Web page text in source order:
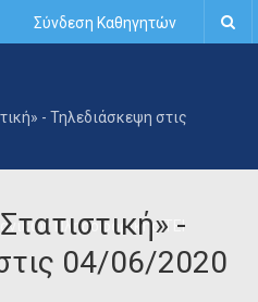
Σύνδεση Καθηγητών
-
04/06/2020